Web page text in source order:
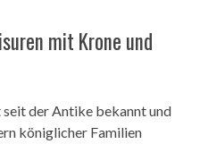
mit Krone und
der Antike bekannt und
königlicher Familien